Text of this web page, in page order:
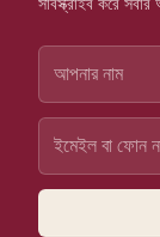
সাবস্ক্রাইব করে